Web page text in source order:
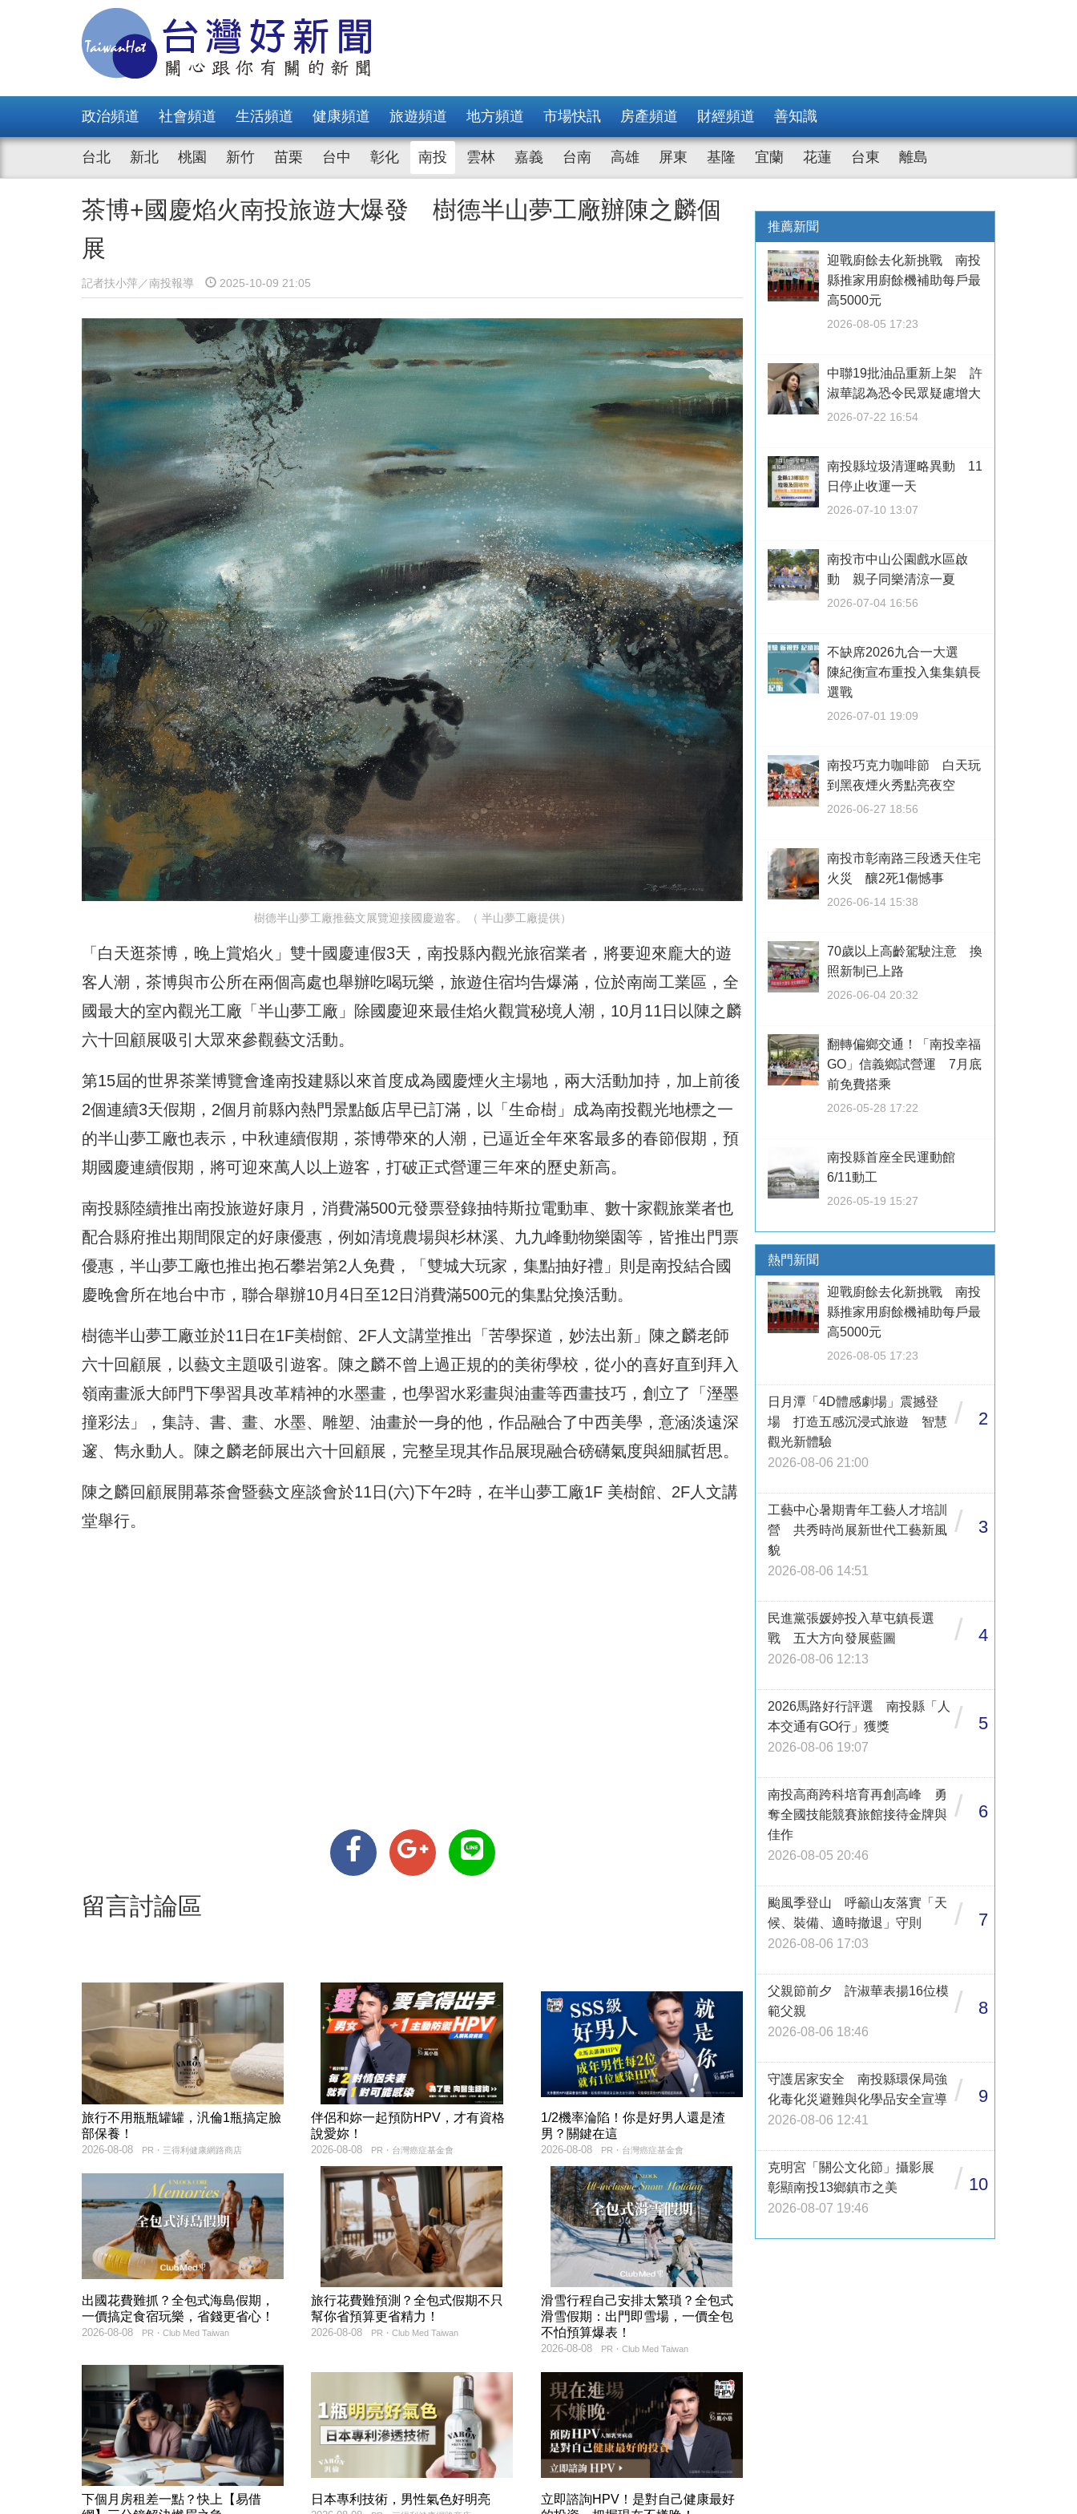
政治頻道 社會頻道 生活頻道 健康頻道 旅遊頻道 地方頻道 市場快訊 房產頻道 財經頻道 善知識
台北 新北 桃園 新竹 苗栗 台中 彰化 南投 雲林 嘉義 台南 高雄 屏東 基隆 宜蘭 花蓮 台東 離島
茶博+國慶焰火南投旅遊大爆發 樹德半山夢工廠辦陳之麟個
展
記者扶小萍／南投報導 2025-10-09 21:05
樹德半山夢工廠推藝文展覽迎接國慶遊客。（ 半山夢工廠提供）
「白天逛茶博，晚上賞焰火」雙十國慶連假3天，南投縣內觀光旅宿業者，將要迎來龐大的遊
客人潮，茶博與市公所在兩個高處也舉辦吃喝玩樂，旅遊住宿均告爆滿，位於南崗工業區，全
國最大的室內觀光工廠「半山夢工廠」除國慶迎來最佳焰火觀賞秘境人潮，10月11日以陳之麟
六十回顧展吸引大眾來參觀藝文活動。
第15屆的世界茶業博覽會逢南投建縣以來首度成為國慶煙火主場地，兩大活動加持，加上前後
2個連續3天假期，2個月前縣內熱門景點飯店早已訂滿，以「生命樹」成為南投觀光地標之一
的半山夢工廠也表示，中秋連續假期，茶博帶來的人潮，已逼近全年來客最多的春節假期，預
期國慶連續假期，將可迎來萬人以上遊客，打破正式營運三年來的歷史新高。
南投縣陸續推出南投旅遊好康月，消費滿500元發票登錄抽特斯拉電動車、數十家觀旅業者也
配合縣府推出期間限定的好康優惠，例如清境農場與杉林溪、九九峰動物樂園等，皆推出門票
優惠，半山夢工廠也推出抱石攀岩第2人免費，「雙城大玩家，集點抽好禮」則是南投結合國
慶晚會所在地台中市，聯合舉辦10月4日至12日消費滿500元的集點兌換活動。
樹德半山夢工廠並於11日在1F美樹館、2F人文講堂推出「苦學探道，妙法出新」陳之麟老師
六十回顧展，以藝文主題吸引遊客。陳之麟不曾上過正規的的美術學校，從小的喜好直到拜入
嶺南畫派大師門下學習具改革精神的水墨畫，也學習水彩畫與油畫等西畫技巧，創立了「溼墨
撞彩法」，集詩、書、畫、水墨、雕塑、油畫於一身的他，作品融合了中西美學，意涵淡遠深
邃、雋永動人。陳之麟老師展出六十回顧展，完整呈現其作品展現融合磅礴氣度與細膩哲思。
陳之麟回顧展開幕茶會暨藝文座談會於11日(六)下午2時，在半山夢工廠1F 美樹館、2F人文講
堂舉行。
留言討論區
旅行不用瓶瓶罐罐，汎倫1瓶搞定臉
部保養！
PR・三得利健康網路商店
2026-08-08
伴侶和妳一起預防HPV，才有資格
說愛妳！
PR・台灣癌症基金會
2026-08-08
1/2機率淪陷！你是好男人還是渣
男？關鍵在這
PR・台灣癌症基金會
2026-08-08
出國花費難抓？全包式海島假期，
一價搞定食宿玩樂，省錢更省心！
PR・Club Med Taiwan
2026-08-08
旅行花費難預測？全包式假期不只
幫你省預算更省精力！
PR・Club Med Taiwan
2026-08-08
滑雪行程自己安排太繁瑣？全包式
滑雪假期：出門即雪場，一價全包
不怕預算爆表！
PR・Club Med Taiwan
2026-08-08
下個月房租差一點？快上【易借
日本專利技術，男性氣色好明亮
立即諮詢HPV！是對自己健康最好
推薦新聞
迎戰廚餘去化新挑戰 南投
縣推家用廚餘機補助每戶最
高5000元
2026-08-05 17:23
中聯19批油品重新上架 許
淑華認為恐令民眾疑慮增大
2026-07-22 16:54
南投縣垃圾清運略異動 11
日停止收運一天
2026-07-10 13:07
南投市中山公園戲水區啟
動 親子同樂清涼一夏
2026-07-04 16:56
不缺席2026九合一大選
陳紀衡宣布重投入集集鎮長
選戰
2026-07-01 19:09
南投巧克力咖啡節 白天玩
到黑夜煙火秀點亮夜空
2026-06-27 18:56
南投市彰南路三段透天住宅
火災 釀2死1傷憾事
2026-06-14 15:38
70歲以上高齡駕駛注意 換
照新制已上路
2026-06-04 20:32
翻轉偏鄉交通！「南投幸福
GO」信義鄉試營運 7月底
前免費搭乘
2026-05-28 17:22
南投縣首座全民運動館
6/11動工
2026-05-19 15:27
熱門新聞
迎戰廚餘去化新挑戰 南投
縣推家用廚餘機補助每戶最
高5000元
2026-08-05 17:23
日月潭「4D體感劇場」震撼登
場 打造五感沉浸式旅遊 智慧
觀光新體驗
2026-08-06 21:00
/ 2
工藝中心暑期青年工藝人才培訓
營 共秀時尚展新世代工藝新風
貌
2026-08-06 14:51
/ 3
民進黨張媛婷投入草屯鎮長選
戰 五大方向發展藍圖
2026-08-06 12:13
/ 4
2026馬路好行評選 南投縣「人
本交通有GO行」獲獎
2026-08-06 19:07
/ 5
南投高商跨科培育再創高峰 勇
奪全國技能競賽旅館接待金牌與
佳作
2026-08-05 20:46
/ 6
颱風季登山 呼籲山友落實「天
候、裝備、適時撤退」守則
2026-08-06 17:03
/ 7
父親節前夕 許淑華表揚16位模
範父親
2026-08-06 18:46
/ 8
守護居家安全 南投縣環保局強
化毒化災避難與化學品安全宣導
2026-08-06 12:41
/ 9
克明宮「關公文化節」攝影展
彰顯南投13鄉鎮市之美
2026-08-07 19:46
/ 10